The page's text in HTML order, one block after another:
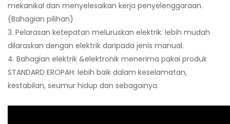
mekanikal dan menyelesaikan kerja penyelenggaraan.
(Bahagian pilihan)
3. Pelarasan ketepatan meluruskan elektrik: lebih mudah
dilaraskan dengan elektrik daripada jenis manual.
4. Bahagian elektrik &elektronik menerima pakai produk
STANDARD EROPAH: lebih baik dalam keselamatan,
kestabilan, seumur hidup dan sebagainya.